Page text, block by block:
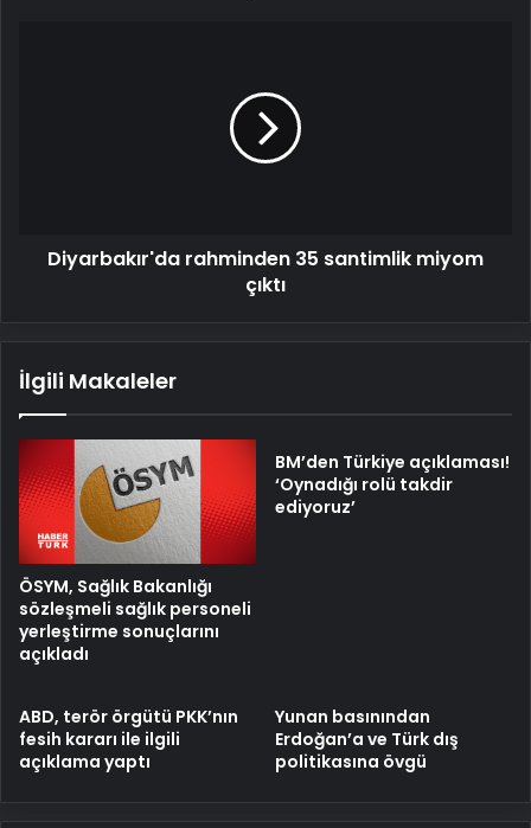
Diyarbakır'da rahminden 35 santimlik miyom
çıktı
İlgili Makaleler
ÖSYM, Sağlık Bakanlığı
sözleşmeli sağlık personeli
yerleştirme sonuçlarını
açıkladı
BM’den Türkiye açıklaması!
‘Oynadığı rolü takdir
ediyoruz’
ABD, terör örgütü PKK’nın
fesih kararı ile ilgili
açıklama yaptı
Yunan basınından
Erdoğan’a ve Türk dış
politikasına övgü